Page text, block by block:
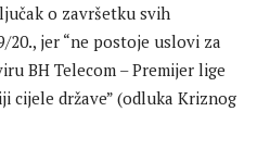
o završetku svih
20., jer “ne postoje uslovi za
BH Telecom – Premijer lige
cijele države” (odluka Kriznog